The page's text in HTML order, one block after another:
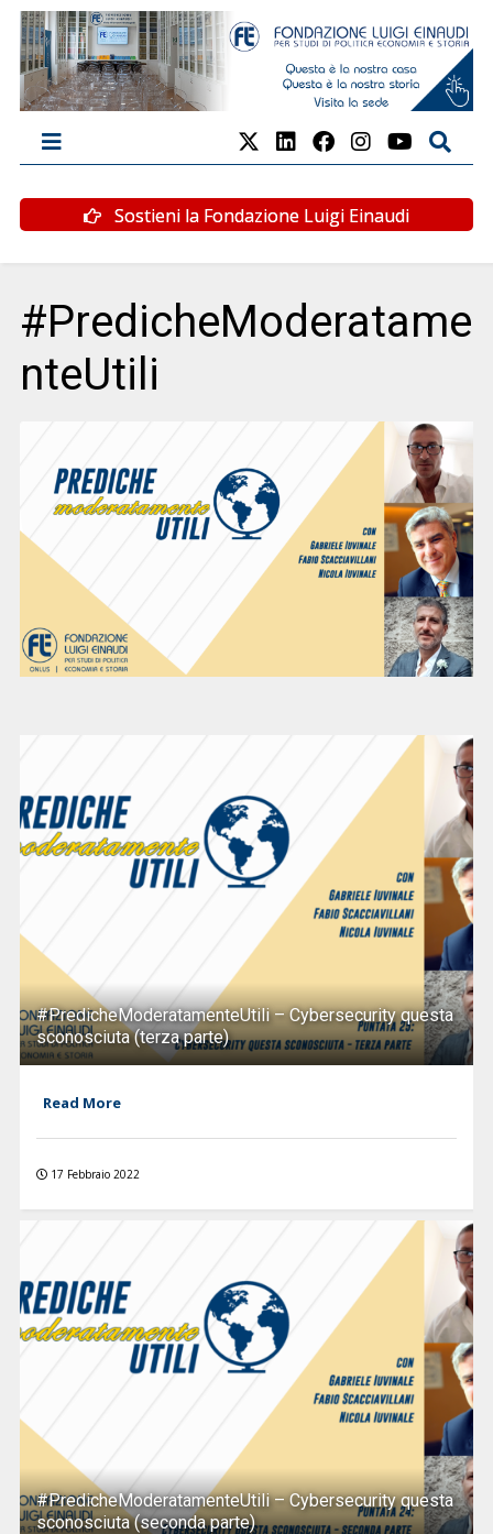
Sostieni la Fondazione Luigi Einaudi
#PredicheModeratame
nteUtili
#PredicheModeratamenteUtili – Cybersecurity questa
sconosciuta (terza parte)
Read More
17 Febbraio 2022
#PredicheModeratamenteUtili – Cybersecurity questa
sconosciuta (seconda parte)